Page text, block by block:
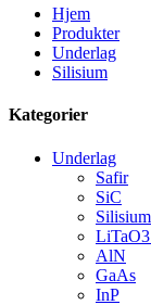
Hjem
Produkter
Underlag
Silisium
Kategorier
Underlag
Safir
SiC
Silisium
AlN
GaAs
InP